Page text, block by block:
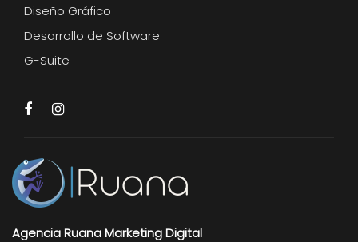
Diseño Gráfico
Desarrollo de Software
G-Suite
Agencia Ruana Marketing Digital